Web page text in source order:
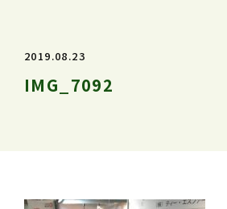
2019.08.23
IMG_7092